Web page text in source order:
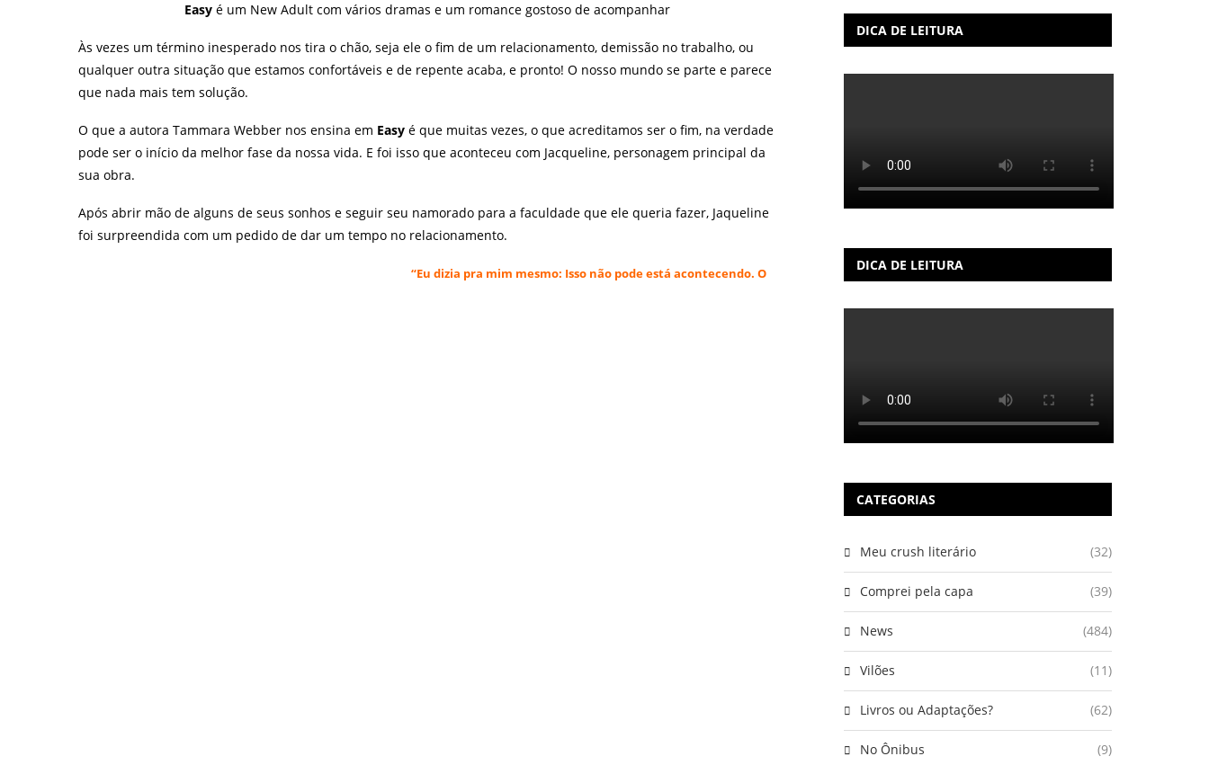
Easyé um New Adult com vários dramas e um romance gostoso de acompanhar
Às vezes um término inesperado nos tira o chão, seja ele o fim de um relacionamento, demissão no trabalho, ou
qualquer outra situação que estamos confortáveis e de repente acaba, e pronto! O nosso mundo se parte e parece
que nada mais tem solução.
O que a autora Tammara Webber nos ensina em Easy é que muitas vezes, o que acreditamos ser o fim, na verdade
pode ser o início da melhor fase da nossa vida. E foi isso que aconteceu com Jacqueline, personagem principal da
sua obra.
Após abrir mão de alguns de seus sonhos e seguir seu namorado para a faculdade que ele queria fazer, Jaqueline
foi surpreendida com um pedido de dar um tempo no relacionamento.
“Eu dizia pra mim mesmo: Isso não pode está acontecendo. O
DICA DE LEITURA
DICA DE LEITURA
CATEGORIAS
Meu crush literário (32)
Comprei pela capa (39)
News (484)
Vilões (11)
Livros ou Adaptações? (62)
No Ônibus (9)